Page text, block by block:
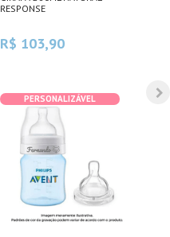
RESPONSE
R$ 103,90
PERSONALIZÁVEL